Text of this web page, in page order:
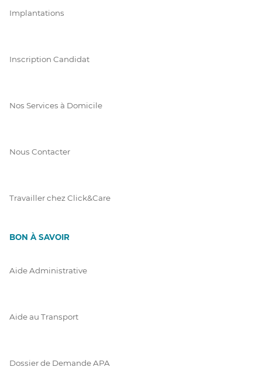
Implantations
Inscription Candidat
Nos Services à Domicile
Nous Contacter
Travailler chez Click&Care
BON À SAVOIR
Aide Administrative
Aide au Transport
Dossier de Demande APA